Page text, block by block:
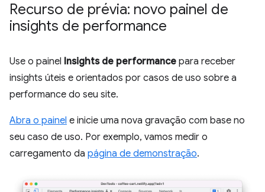
Recurso de prévia: novo painel de
insights de performance
Use o painel Insights de performance para receber
insights úteis e orientados por casos de uso sobre a
performance do seu site.
Abra o painel e inicie uma nova gravação com base no
seu caso de uso. Por exemplo, vamos medir o
carregamento da página de demonstração.